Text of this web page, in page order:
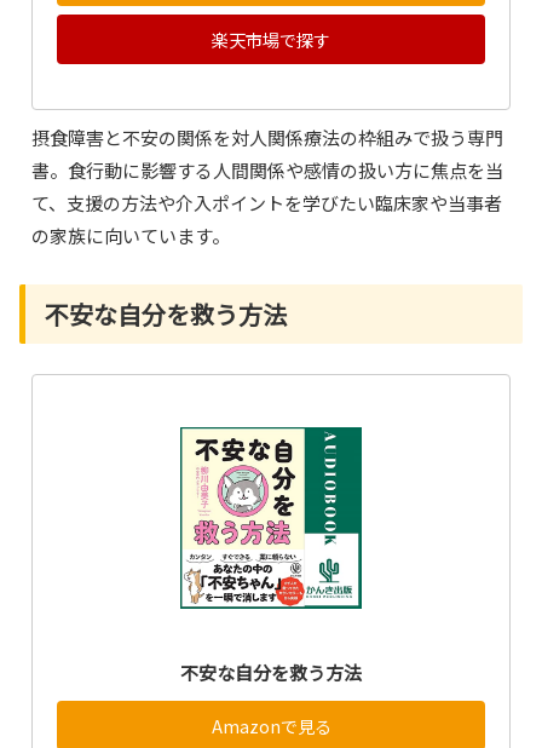
楽天市場で探す
摂食障害と不安の関係を対人関係療法の枠組みで扱う専門
書。食行動に影響する人間関係や感情の扱い方に焦点を当
て、支援の方法や介入ポイントを学びたい臨床家や当事者
の家族に向いています。
不安な自分を救う方法
不安な自分を救う方法
Amazonで見る